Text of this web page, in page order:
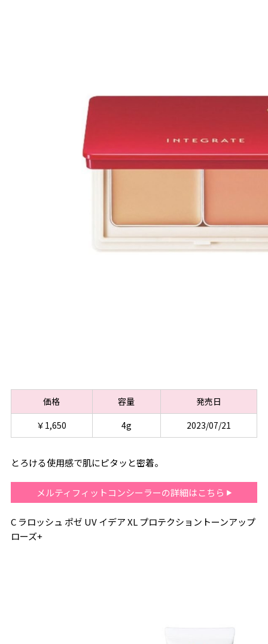
価格 容量
発売日
￥1,650
4g 2023/07/21
とろける使用感で肌にピタッと密着。
メルティフィットコンシーラーの詳細はこちら
C ラロッシュ ポゼ UV イデア XL プロテクショントーンアップ
ローズ+